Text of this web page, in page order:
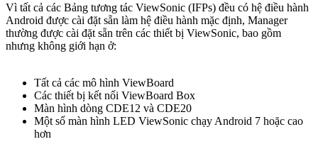
Vì tất cả các Bảng tương tác ViewSonic (IFPs) đều có hệ điều hành
Android được cài đặt sẵn làm hệ điều hành mặc định, Manager
thường được cài đặt sẵn trên các thiết bị ViewSonic, bao gồm
nhưng không giới hạn ở:
Tất cả các mô hình ViewBoard
Các thiết bị kết nối ViewBoard Box
Màn hình dòng CDE12 và CDE20
Một số màn hình LED ViewSonic chạy Android 7 hoặc cao
hơn